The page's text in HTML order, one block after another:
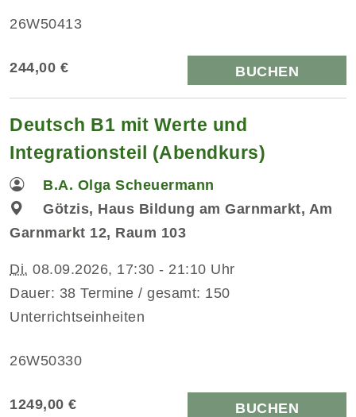
26W50413
244,00 € BUCHEN
Deutsch B1 mit Werte und
Integrationsteil (Abendkurs)
B.A. Olga Scheuermann
Götzis, Haus Bildung am Garnmarkt, Am
Garnmarkt 12, Raum 103
Di. 08.09.2026, 17:30 - 21:10 Uhr
Dauer: 38 Termine / gesamt: 150
Unterrichtseinheiten
26W50330
1249,00 € BUCHEN